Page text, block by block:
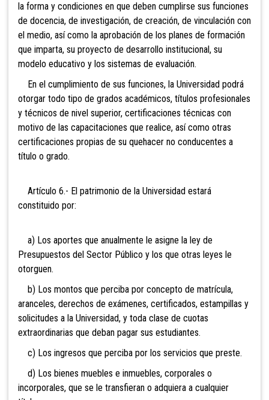
la forma y condiciones en que deben cumplirse sus funciones
de docencia, de investigación, de creación, de vinculación con
el medio, así como la aprobación de los planes de formación
que imparta, su proyecto de desarrollo institucional, su
modelo educativo y los sistemas de evaluación.
En el cumplimiento de sus funciones, la Universidad podrá
otorgar todo tipo de grados académicos, títulos profesionales
y técnicos de nivel superior, certificaciones técnicas con
motivo de las capacitaciones que realice, así como otras
certificaciones propias de su quehacer no conducentes a
título o grado.
Artículo 6.- El patrimonio de la Universidad estará
constituido por:
a) Los aportes que anualmente le asigne la ley de
Presupuestos del Sector Público y los que otras leyes le
otorguen.
b) Los montos que perciba por concepto de matrícula,
aranceles, derechos de exámenes, certificados, estampillas y
solicitudes a la Universidad, y toda clase de cuotas
extraordinarias que deban pagar sus estudiantes.
c) Los ingresos que perciba por los servicios que preste.
d) Los bienes muebles e inmuebles, corporales o
incorporales, que se le transfieran o adquiera a cualquier